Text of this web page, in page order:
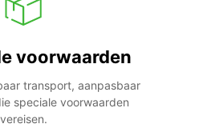
voorwaarden
transport, aanpasbaar
speciale voorwaarden
vereisen.